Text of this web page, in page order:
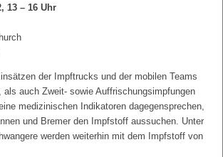
13 – 16 Uhr
der Impftrucks und der mobilen Teams
als auch Zweit- sowie Auffrischungsimpfungen
medizinischen Indikatoren dagegensprechen,
und Bremer den Impfstoff aussuchen. Unter
werden weiterhin mit dem Impfstoff von